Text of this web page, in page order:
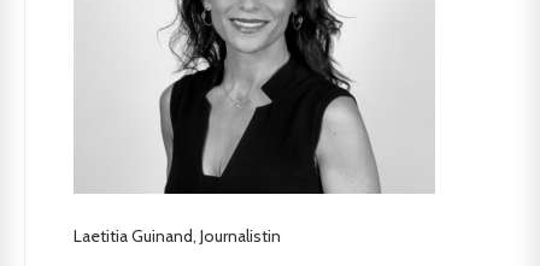
Laetitia Guinand, Journalistin